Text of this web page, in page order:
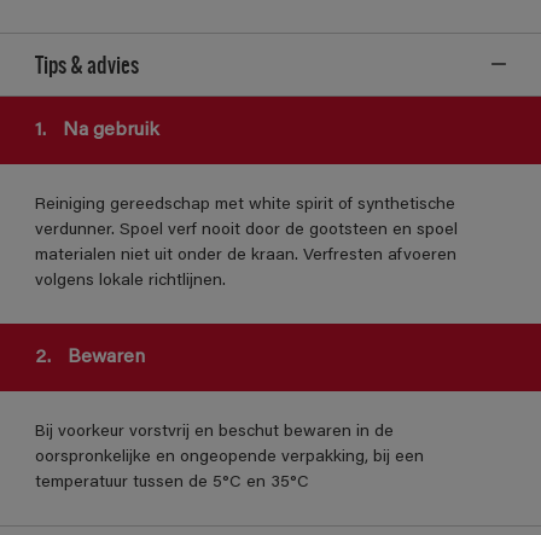
Tips & advies
1. Na gebruik
Reiniging gereedschap met white spirit of synthetische
verdunner. Spoel verf nooit door de gootsteen en spoel
materialen niet uit onder de kraan. Verfresten afvoeren
volgens lokale richtlijnen.
2. Bewaren
Bij voorkeur vorstvrij en beschut bewaren in de
oorspronkelijke en ongeopende verpakking, bij een
temperatuur tussen de 5°C en 35°C